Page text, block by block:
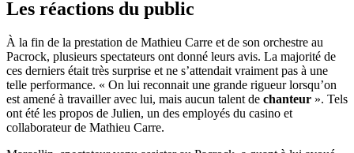
Les réactions du public
À la fin de la prestation de Mathieu Carre et de son orchestre au
Pacrock, plusieurs spectateurs ont donné leurs avis. La majorité de
ces derniers était très surprise et ne s’attendait vraiment pas à une
telle performance. « On lui reconnait une grande rigueur lorsqu’on
est amené à travailler avec lui, mais aucun talent de chanteur ». Tels
ont été les propos de Julien, un des employés du casino et
collaborateur de Mathieu Carre.